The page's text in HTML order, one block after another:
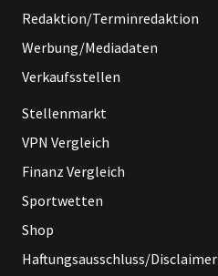
Redaktion/Terminredaktion
Werbung/Mediadaten
Verkaufsstellen
Stellenmarkt
VPN Vergleich
Finanz Vergleich
Sportwetten
Shop
Haftungsausschluss/Disclaimer